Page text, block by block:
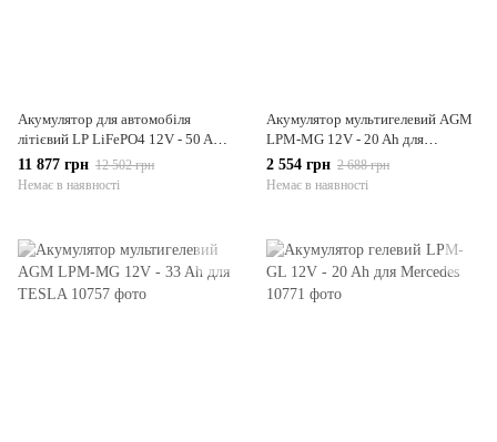
Акумулятор для автомобіля
літієвий LP LiFePO4 12V - 50 Ah
(+ справа)
11 877 грн 12 502 грн
Немає в наявності
Акумулятор мультигелевий AGM
LPM-MG 12V - 20 Ah для
Mercedes
2 554 грн 2 688 грн
Немає в наявності